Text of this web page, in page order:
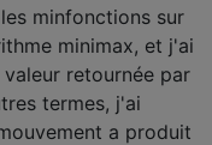
minfonctions sur
minimax, et j'ai
retournée par
termes, j'ai
a produit